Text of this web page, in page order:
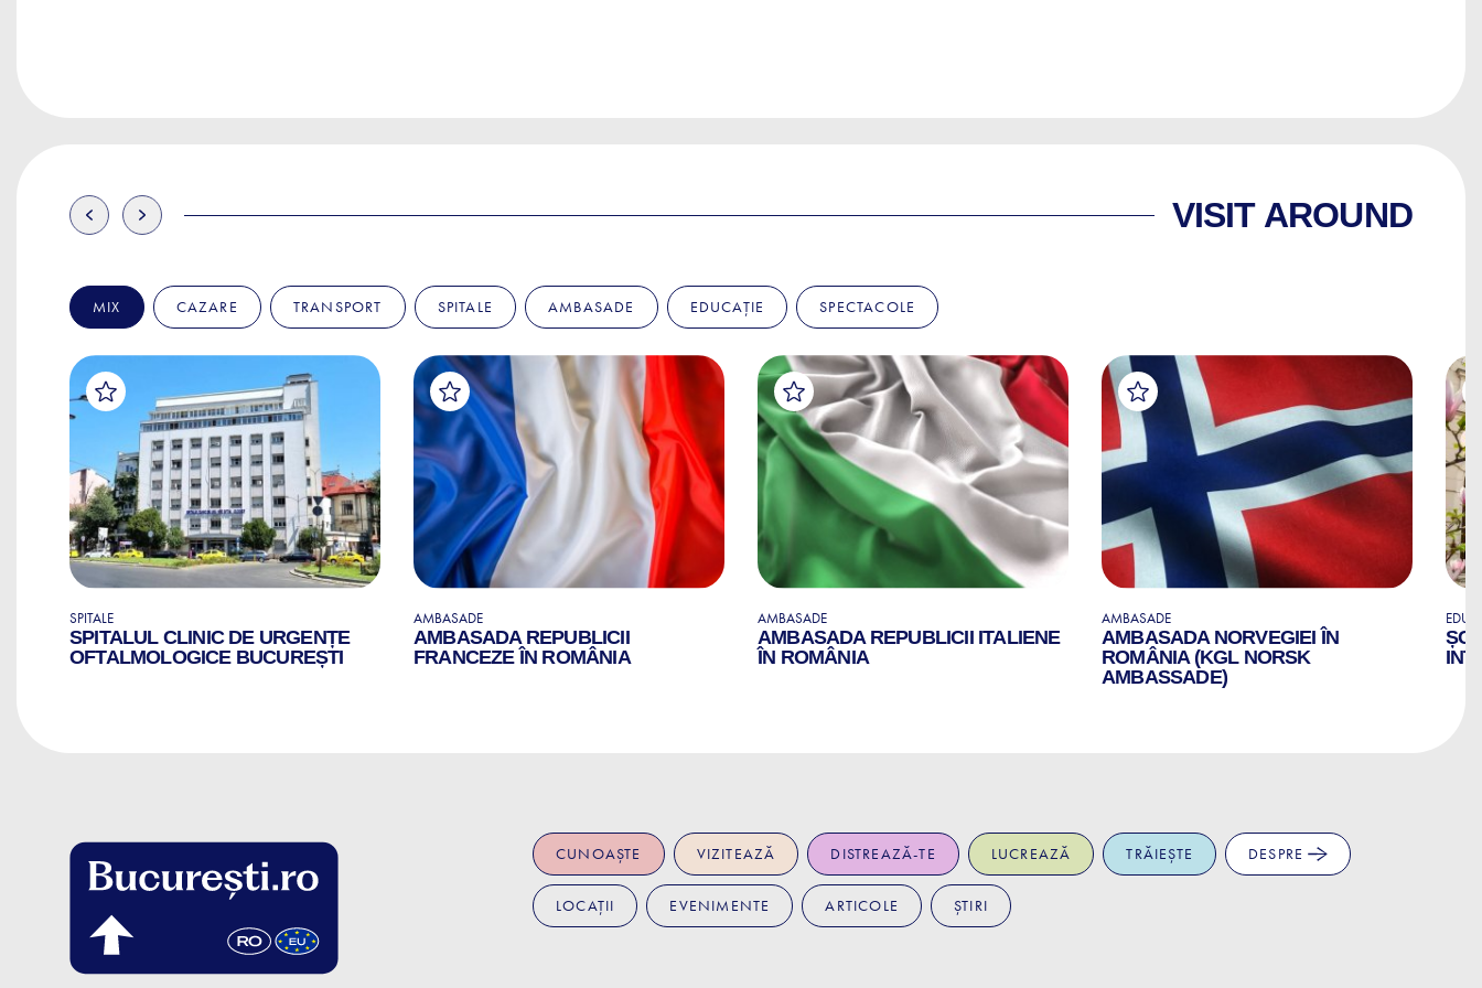
VISIT AROUND
MIX CAZARE TRANSPORT SPITALE AMBASADE EDUCAȚIE SPECTACOLE
SPITALE
SPITALUL CLINIC DE URGENȚE
OFTALMOLOGICE BUCUREȘTI
AMBASADE
AMBASADA REPUBLICII
FRANCEZE ÎN ROMÂNIA
AMBASADE
AMBASADA REPUBLICII ITALIENE
ÎN ROMÂNIA
AMBASADE
AMBASADA NORVEGIEI ÎN
ROMÂNIA (KGL NORSK
AMBASSADE)
CUNOAȘTE VIZITEAZĂ DISTREAZĂ-TE LUCREAZĂ TRĂIEȘTE DESPRE
LOCAȚII EVENIMENTE ARTICOLE ȘTIRI